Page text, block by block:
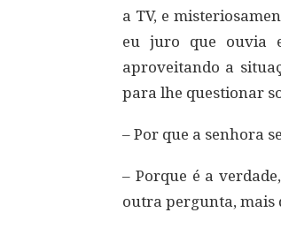
a TV, e
eu juro que ouvia
aproveitando a
para lhe questionar
– Por que a senhora
– Porque é a
outra pergunta, mais